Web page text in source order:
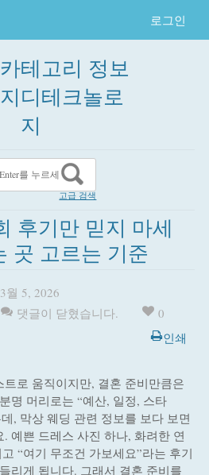
로그인
테고리 정보
디테크놀로
지
고급 검색
후기만 믿지 마세
곳 고르는 기준
3월 5, 2026
댓글이 닫혔습니다.
0
인쇄
로 움직이지만, 결혼 준비만큼은
명 머리로는 “예산, 일정, 스타
, 막상 웨딩 관련 정보를 보다 보면
예쁜 드레스 사진 하나, 화려한 연
“여기 무조건 가보세요”라는 후기
리게 됩니다. 그래서 결혼 준비를